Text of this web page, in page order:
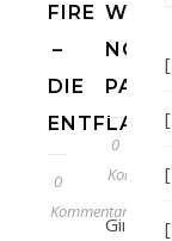
FIRE
–
DIE
0
Kommentare
WITH
NO
PAST
0
Girl